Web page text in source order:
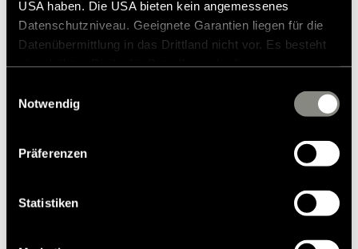
USA haben. Die USA bieten kein angemessenes
Datenschutzniveau. Geeignete Garantien liegen für die
Datenübermittlung in das Drittland nicht vor. Es besteht
zustehen. Eingesetzte Dienstleister können Daten für
zusammenführen. Weitere Informationen finden Sie in
unsererDatenschutzerklärung
. Akzeptieren Sie oder
Einstellungen aus, erteilen Sie uns Ihre Einwilligung zur
Verarbeitung Ihrer Daten zu den genannten Zwecken. Die
Notwendig
Präferenzen
Statistiken
worden besteld en gemonteerd. Afbeeldingen zijn onder
voorbehoud van wijzigingen.